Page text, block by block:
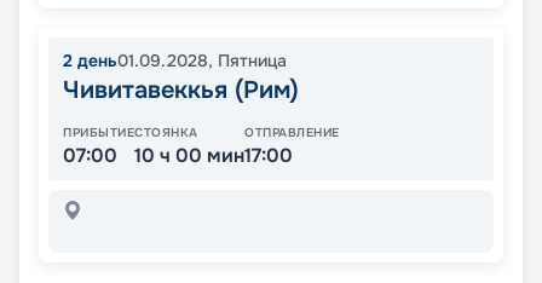
2 день01.09.2028, Пятница
Чивитавеккья (Рим)
ПРИБЫТИЕ
07:00
СТОЯНКА
10 ч 00 мин
ОТПРАВЛЕНИЕ
17:00